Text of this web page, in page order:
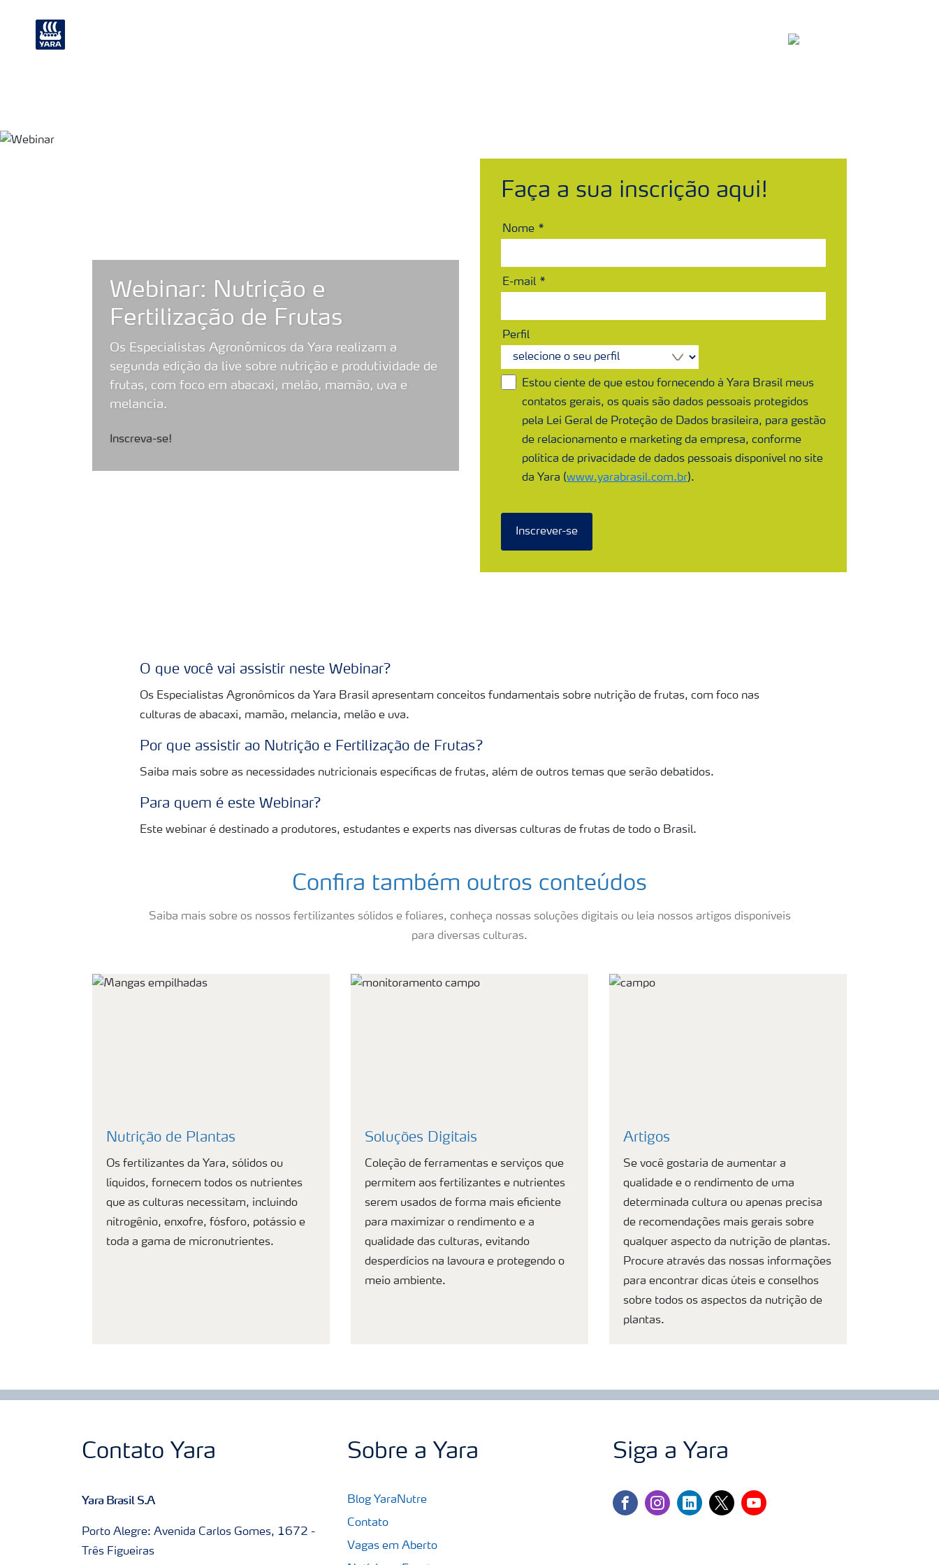
Webinar: Nutrição e
Fertilização de Frutas
Os Especialistas Agronômicos da Yara realizam a
segunda edição da live sobre nutrição e produtividade de
frutas, com foco em abacaxi, melão, mamão, uva e
melancia.
Inscreva-se!
Faça a sua inscrição aqui!
Nome
E-mail
Perfil
Estou ciente de que estou fornecendo à Yara Brasil meus
contatos gerais, os quais são dados pessoais protegidos
pela Lei Geral de Proteção de Dados brasileira, para gestão
de relacionamento e marketing da empresa, conforme
política de privacidade de dados pessoais disponível no site
da Yara (www.yarabrasil.com.br).
Inscrever-se
O que você vai assistir neste Webinar?
Os Especialistas Agronômicos da Yara Brasil apresentam conceitos fundamentais sobre nutrição de frutas, com foco nas
culturas de abacaxi, mamão, melancia, melão e uva.
Por que assistir ao Nutrição e Fertilização de Frutas?
Saiba mais sobre as necessidades nutricionais específicas de frutas, além de outros temas que serão debatidos.
Para quem é este Webinar?
Este webinar é destinado a produtores, estudantes e experts nas diversas culturas de frutas de todo o Brasil.
Confira também outros conteúdos
Saiba mais sobre os nossos fertilizantes sólidos e foliares, conheça nossas soluções digitais ou leia nossos artigos disponíveis
para diversas culturas.
Nutrição de Plantas
Os fertilizantes da Yara, sólidos ou
líquidos, fornecem todos os nutrientes
que as culturas necessitam, incluindo
nitrogênio, enxofre, fósforo, potássio e
toda a gama de micronutrientes.
Soluções Digitais
Coleção de ferramentas e serviços que
permitem aos fertilizantes e nutrientes
serem usados de forma mais eficiente
para maximizar o rendimento e a
qualidade das culturas, evitando
desperdícios na lavoura e protegendo o
meio ambiente.
Artigos
Se você gostaria de aumentar a
qualidade e o rendimento de uma
determinada cultura ou apenas precisa
de recomendações mais gerais sobre
qualquer aspecto da nutrição de plantas.
Procure através das nossas informações
para encontrar dicas úteis e conselhos
sobre todos os aspectos da nutrição de
plantas.
Contato Yara
Yara Brasil S.A
Porto Alegre: Avenida Carlos Gomes, 1672 -
Três Figueiras
Sobre a Yara
Blog YaraNutre
Contato
Vagas em Aberto
Siga a Yara
facebookinstagramlinkedintwitteryoutube